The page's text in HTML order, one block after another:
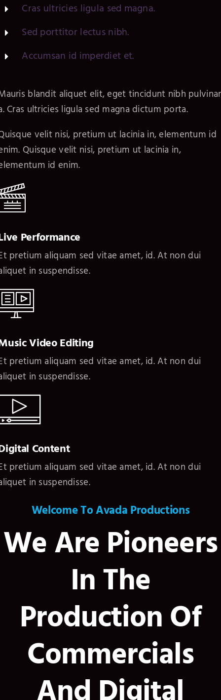
Cras ultricies ligula sed magna.
Sed porttitor lectus nibh.
Accumsan id imperdiet et.
blandit aliquet elit, eget tincidunt nibh pulvinar
Cras ultricies ligula sed magna dictum porta.
velit nisi, pretium ut lacinia in, elementum id
Quisque velit nisi, pretium ut lacinia in,
id enim.
Performance
pretium aliquam sed vitae amet, id. At non dui
in suspendisse.
Video Editing
pretium aliquam sed vitae amet, id. At non dui
in suspendisse.
Content
pretium aliquam sed vitae amet, id. At non dui
in suspendisse.
Welcome To Avada Productions
We Are Pioneers
In The
Production Of
Commercials